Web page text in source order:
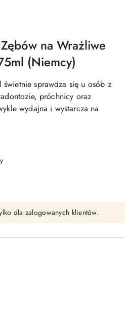
na Wrażliwe
(Niemcy)
sprawdza się u osób z
próchnicy oraz
wydajna i wystarcza na
dla zalogowanych klientów.